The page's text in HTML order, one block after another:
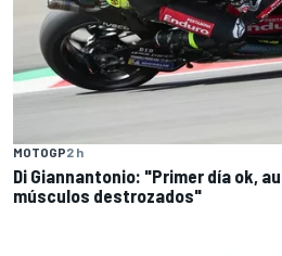
MOTOGP2 h
Di Giannantonio: "Primer día ok,
músculos destrozados"